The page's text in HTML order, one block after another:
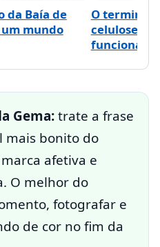
da Baía de
mundo
O terminal
celulose
funciona o
Gema:trate a frase
mais bonito do
afetiva e
O melhor do
fotografar e
de cor no fim da